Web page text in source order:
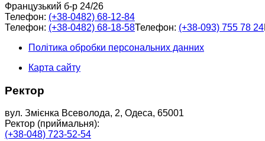
Французький б-р 24/26
Телефон: (+38-0482) 68-12-84
Телефон: (+38-0482) 68-18-58Телефон: (+38-093) 755 78 24
Політика обробки персональних данних
Карта сайту
Ректор
вул. Змієнка Всеволода, 2, Одеса, 65001
Ректор (приймальня):
(+38-048) 723-52-54